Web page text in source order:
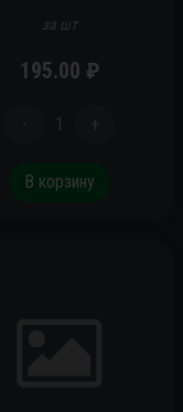
за шт
195.00 ₽
- 1 +
В корзину